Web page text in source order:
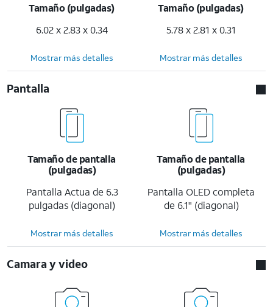
Tamaño (pulgadas)
6.02 x 2.83 x 0.34
Tamaño (pulgadas)
5.78 x 2.81 x 0.31
Mostrar más detalles Mostrar más detalles
Pantalla
Tamaño de pantalla
(pulgadas)
Pantalla Actua de 6.3
pulgadas (diagonal)
Tamaño de pantalla
(pulgadas)
Pantalla OLED completa
de 6.1" (diagonal)
Mostrar más detalles Mostrar más detalles
Camara y video